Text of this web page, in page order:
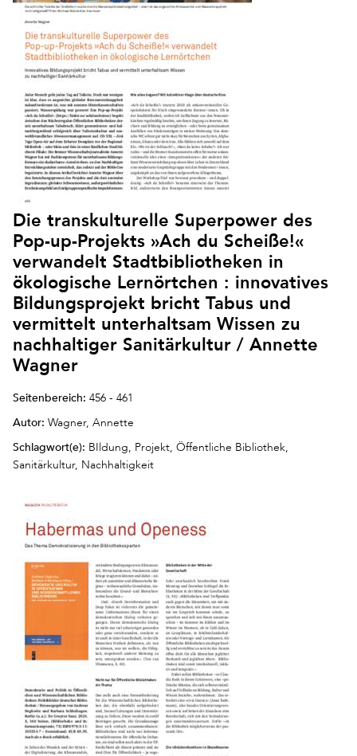
Die transkulturelle Superpower des
Pop-up-Projekts »Ach du Scheiße!«
verwandelt Stadtbibliotheken in
ökologische Lernörtchen : innovatives
Bildungsprojekt bricht Tabus und
vermittelt unterhaltsam Wissen zu
nachhaltiger Sanitärkultur / Annette
Wagner
Seitenbereich: 456 - 461
Autor: Wagner, Annette
Schlagwort(e): BIldung, Projekt, Öffentliche Bibliothek,
Sanitärkultur, Nachhaltigkeit